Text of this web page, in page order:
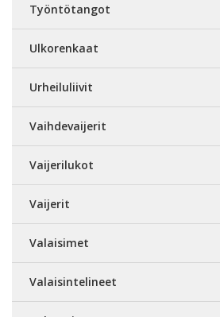
Työntötangot
Ulkorenkaat
Urheiluliivit
Vaihdevaijerit
Vaijerilukot
Vaijerit
Valaisimet
Valaisintelineet